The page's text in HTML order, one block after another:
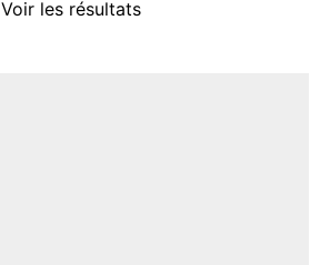
Voir les résultats